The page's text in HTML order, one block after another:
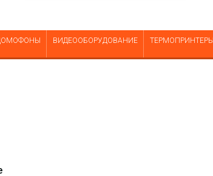
ВИДЕООБОРУДОВАНИЕ ТЕРМОПРИНТЕРЫ